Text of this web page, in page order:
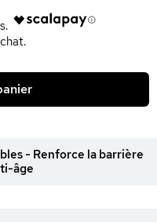
- Renforce la barrière
âge